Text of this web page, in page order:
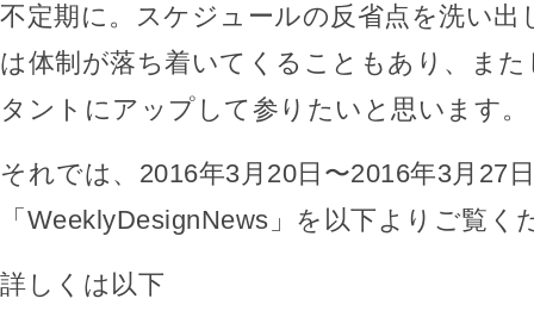
不定期に。スケジュールの反省点を洗い出
は体制が落ち着いてくることもあり、ま
タントにアップして参りたいと思います。
それでは、2016年3月20日〜2016年3月27
「WeeklyDesignNews」を以下よりご覧く
詳しくは以下